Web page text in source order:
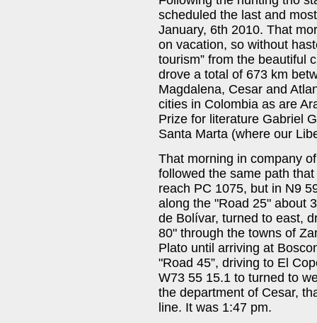
scheduled the last and
January, 6th 2010. That
on vacation, so without
tourism” from the beautiful
drove a total of 673 km
Magdalena, Cesar and
cities in Colombia as are
Prize for literature Gabriel
Santa Marta (where our
That morning in company
followed the same path
reach PC 1075, but in N9
along the "Road 25" about
de Bolívar, turned to east,
80" through the towns of
Plato until arriving at
"Road 45”, driving to El
W73 55 15.1 to turned to
the department of Cesar,
line. It was 1:47 pm.